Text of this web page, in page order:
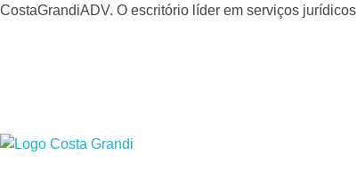
CostaGrandiADV. O escritório líder em serviços jurídicos